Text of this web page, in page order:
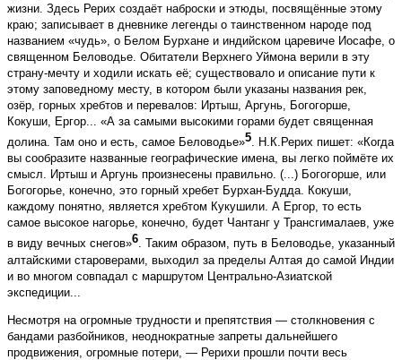
жизни. Здесь Рерих создаёт наброски и этюды, посвящённые этому
краю; записывает в дневнике легенды о таинственном народе под
названием «чудь», о Белом Бурхане и индийском царевиче Иосафе, о
священном Беловодье. Обитатели Верхнего Уймона верили в эту
страну-мечту и ходили искать её; существовало и описание пути к
этому заповедному месту, в котором были указаны названия рек,
озёр, горных хребтов и перевалов: Иртыш, Аргунь, Богогорше,
Кокуши, Ергор... «А за самыми высокими горами будет священная
долина. Там оно и есть, самое Беловодье»5. Н.К.Рерих пишет: «Когда
вы сообразите названные географические имена, вы легко поймёте их
смысл. Иртыш и Аргунь произнесены правильно. (...) Богогорше, или
Богогорье, конечно, это горный хребет Бурхан-Будда. Кокуши,
каждому понятно, является хребтом Кукушили. А Ергор, то есть
самое высокое нагорье, конечно, будет Чантанг у Трансгималаев, уже
в виду вечных снегов»6. Таким образом, путь в Беловодье, указанный
алтай­скими староверами, выходил за пределы Алтая до самой Индии
и во многом совпадал с маршрутом Центрально-Азиатской
экспедиции...
Несмотря на огромные трудности и препятствия — столкновения с
бандами разбойников, неоднократные запреты дальнейшего
продвижения, огромные потери, — Рерихи прошли почти весь